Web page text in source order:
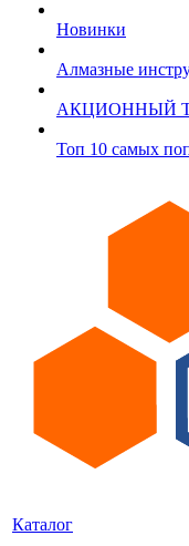
Новинки
Алмазные
АКЦИОННЫЙ
Топ 10 самых
Каталог